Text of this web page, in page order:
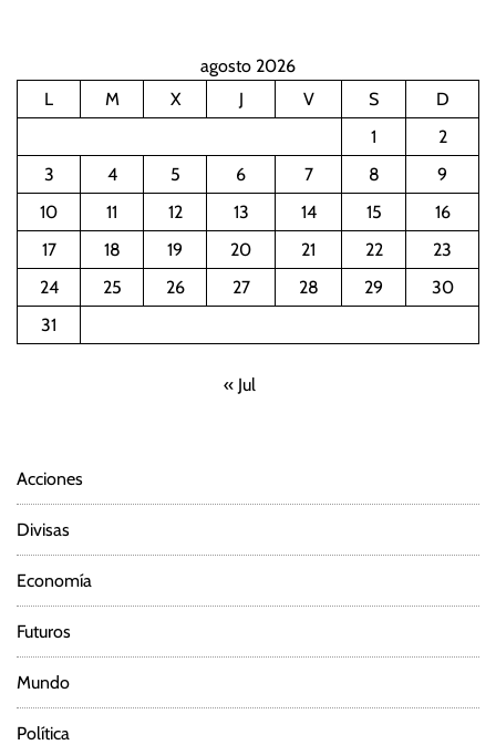
agosto 2026
L
M X J V S
D
1
2
3
4 5 6 7 8
9
10
11 12 13 14 15
16
17
18 19 20 21 22
23
24
25 26 27 28 29
30
31
« Jul
Acciones
Divisas
Economía
Futuros
Mundo
Política